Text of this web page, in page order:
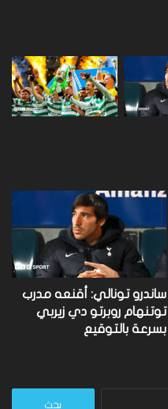
ساندرو تونالي: أقنعه مدرب
توتنهام روبرتو دي زيربي
بسرعة بالتوقيع
البحث